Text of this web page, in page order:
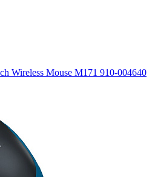
Wireless Mouse M171 910-004640